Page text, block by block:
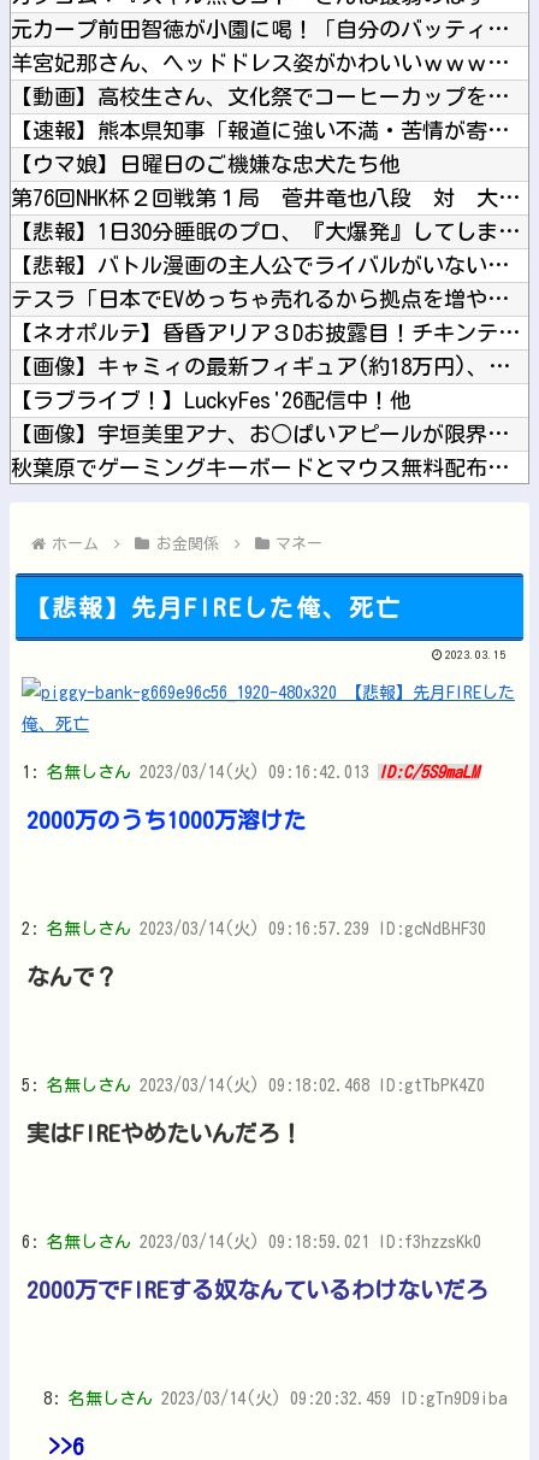
元カープ前田智徳が小園に喝！「自分のバッティングが確立できて...
羊宮妃那さん、ヘッドドレス姿がかわいいｗｗｗｗ他
【動画】高校生さん、文化祭でコーヒーカップを作って大盛りあが...
【速報】熊本県知事「報道に強い不満・苦情が寄せられている」→...
【ウマ娘】日曜日のご機嫌な忠犬たち他
第76回NHK杯２回戦第１局 菅井竜也八段 対 大橋貴洸七段...
【悲報】1日30分睡眠のプロ、『大爆発』してしまった結果・・...
【悲報】バトル漫画の主人公でライバルがいないキャラ、存在しな...
テスラ「日本でEVめっちゃ売れるから拠点を増やすね」他
【ネオポルテ】昏昏アリア３Dお披露目！チキンテカテカ他
【画像】キャミィの最新フィギュア(約18万円)、ガチで作り込...
【ラブライブ！】LuckyFes'26配信中！他
【画像】宇垣美里アナ、お○ぱいアピールが限界突破してしまうｗ...
秋葉原でゲーミングキーボードとマウス無料配布するよ→結果他
Powered by livedoor 相互RSS
ホーム お金関係 マネー
【悲報】先月FIREした俺、死亡
2023.03.15
1: 名無しさん 2023/03/14(火) 09:16:42.013 ID:C/5S9maLM
2000万のうち1000万溶けた
2: 名無しさん 2023/03/14(火) 09:16:57.239 ID:gcNdBHF30
なんで？
5: 名無しさん 2023/03/14(火) 09:18:02.468 ID:gtTbPK4Z0
実はFIREやめたいんだろ！
6: 名無しさん 2023/03/14(火) 09:18:59.021 ID:f3hzzsKk0
2000万でFIREする奴なんているわけないだろ
8: 名無しさん 2023/03/14(火) 09:20:32.459 ID:gTn9D9iba
>>6